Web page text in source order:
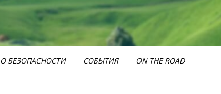
О БЕЗОПАСНОСТИ СОБЫТИЯ ON THE ROAD